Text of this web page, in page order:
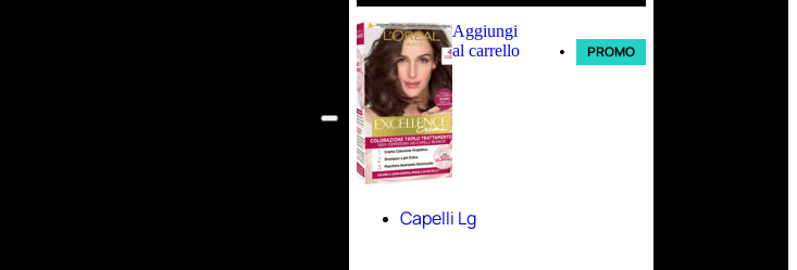
Aggiungi
al carrello
PROMO
Capelli Lg